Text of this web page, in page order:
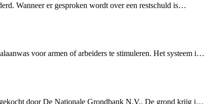
Wanneer er gesproken wordt over een restschuld is…
voor armen of arbeiders te stimuleren. Het systeem i…
door De Nationale Grondbank N.V.. De grond krijg j…